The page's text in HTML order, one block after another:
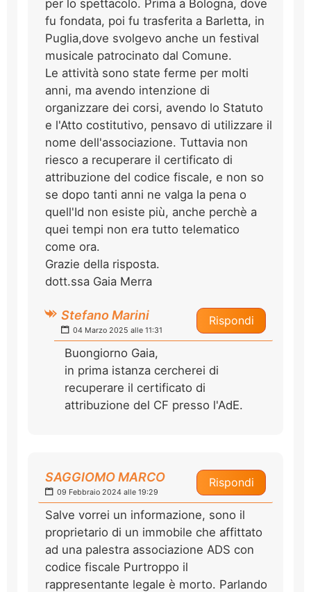
per lo spettacolo. Prima a Bologna, dove
fu fondata, poi fu trasferita a Barletta, in
Puglia,dove svolgevo anche un festival
musicale patrocinato dal Comune.
Le attività sono state ferme per molti
anni, ma avendo intenzione di
organizzare dei corsi, avendo lo Statuto
e l'Atto costitutivo, pensavo di utilizzare il
nome dell'associazione. Tuttavia non
riesco a recuperare il certificato di
attribuzione del codice fiscale, e non so
se dopo tanti anni ne valga la pena o
quell'Id non esiste più, anche perchè a
quei tempi non era tutto telematico
come ora.
Grazie della risposta.
dott.ssa Gaia Merra
Rispondi
Stefano Marini
04 Marzo 2025 alle 11:31
Buongiorno Gaia,
in prima istanza cercherei di
recuperare il certificato di
attribuzione del CF presso l'AdE.
Rispondi
SAGGIOMO MARCO
09 Febbraio 2024 alle 19:29
Salve vorrei un informazione, sono il
proprietario di un immobile che affittato
ad una palestra associazione ADS con
codice fiscale Purtroppo il
rappresentante legale è morto. Parlando